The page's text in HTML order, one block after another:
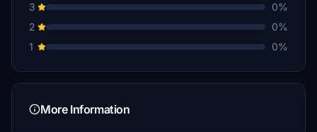
3
0%
2
0%
1
0%
More Information